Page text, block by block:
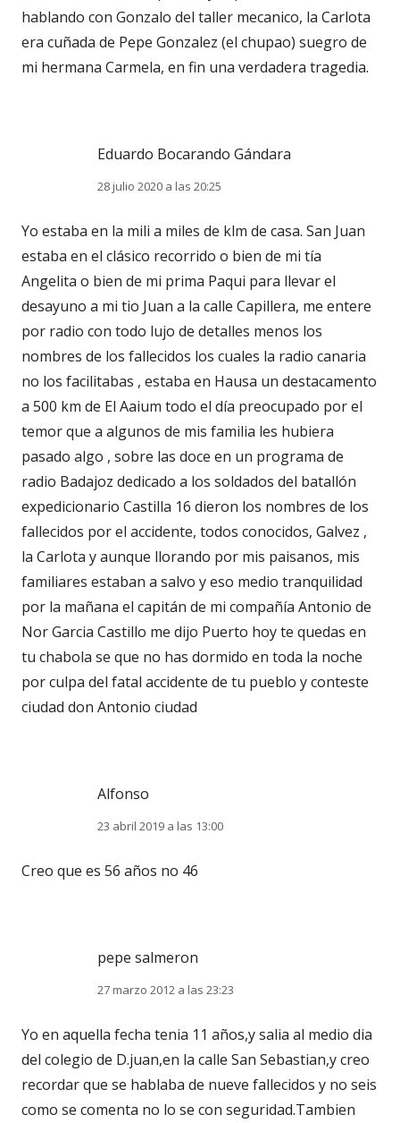
hablando con Gonzalo del taller mecanico, la Carlota
era cuñada de Pepe Gonzalez (el chupao) suegro de
mi hermana Carmela, en fin una verdadera tragedia.
Eduardo Bocarando Gándara
28 julio 2020 a las 20:25
Yo estaba en la mili a miles de klm de casa. San Juan
estaba en el clásico recorrido o bien de mi tía
Angelita o bien de mi prima Paqui para llevar el
desayuno a mi tio Juan a la calle Capillera, me entere
por radio con todo lujo de detalles menos los
nombres de los fallecidos los cuales la radio canaria
no los facilitabas , estaba en Hausa un destacamento
a 500 km de El Aaium todo el día preocupado por el
temor que a algunos de mis familia les hubiera
pasado algo , sobre las doce en un programa de
radio Badajoz dedicado a los soldados del batallón
expedicionario Castilla 16 dieron los nombres de los
fallecidos por el accidente, todos conocidos, Galvez ,
la Carlota y aunque llorando por mis paisanos, mis
familiares estaban a salvo y eso medio tranquilidad
por la mañana el capitán de mi compañía Antonio de
Nor Garcia Castillo me dijo Puerto hoy te quedas en
tu chabola se que no has dormido en toda la noche
por culpa del fatal accidente de tu pueblo y conteste
ciudad don Antonio ciudad
Alfonso
23 abril 2019 a las 13:00
Creo que es 56 años no 46
pepe salmeron
27 marzo 2012 a las 23:23
Yo en aquella fecha tenia 11 años,y salia al medio dia
del colegio de D.juan,en la calle San Sebastian,y creo
recordar que se hablaba de nueve fallecidos y no seis
como se comenta no lo se con seguridad.Tambien